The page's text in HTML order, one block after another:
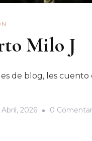
Milo J
de blog, les cuento
Abril, 2026 0